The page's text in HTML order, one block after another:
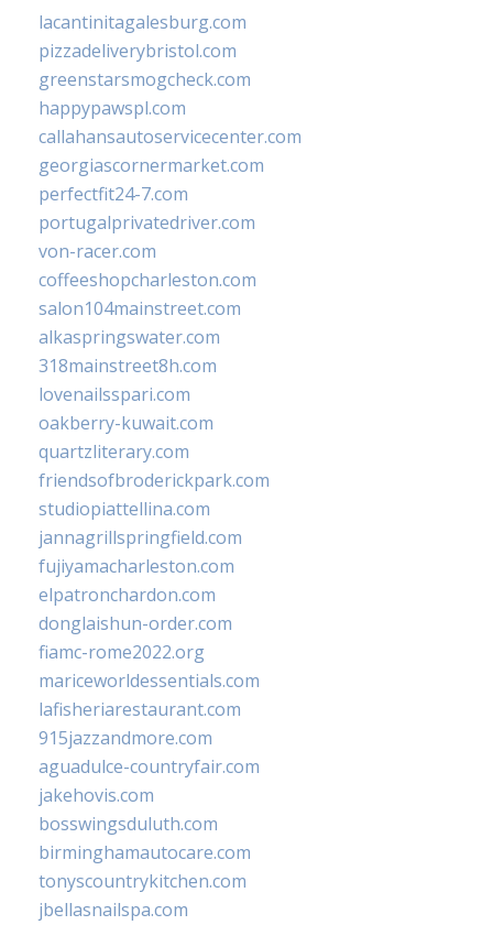
lacantinitagalesburg.com
pizzadeliverybristol.com
greenstarsmogcheck.com
happypawspl.com
callahansautoservicecenter.com
georgiascornermarket.com
perfectfit24-7.com
portugalprivatedriver.com
von-racer.com
coffeeshopcharleston.com
salon104mainstreet.com
alkaspringswater.com
318mainstreet8h.com
lovenailsspari.com
oakberry-kuwait.com
quartzliterary.com
friendsofbroderickpark.com
studiopiattellina.com
jannagrillspringfield.com
fujiyamacharleston.com
elpatronchardon.com
donglaishun-order.com
fiamc-rome2022.org
mariceworldessentials.com
lafisheriarestaurant.com
915jazzandmore.com
aguadulce-countryfair.com
jakehovis.com
bosswingsduluth.com
birminghamautocare.com
tonyscountrykitchen.com
jbellasnailspa.com